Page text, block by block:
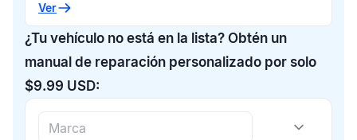
Ver
¿Tu vehículo no está en la lista? Obtén un
manual de reparación personalizado por solo
$9.99 USD: